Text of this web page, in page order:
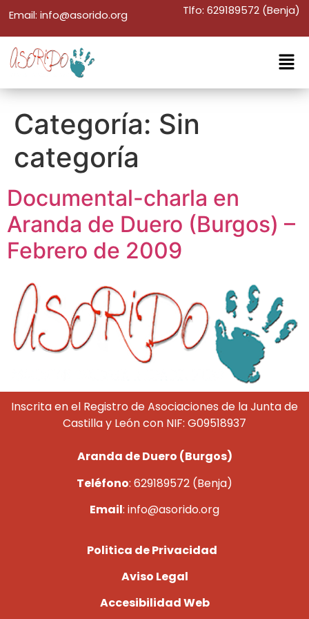
Email: info@asorido.org Tlfo: 629189572 (Benja)
Categoría: Sin
categoría
Documental-charla en
Aranda de Duero (Burgos) –
Febrero de 2009
Inscrita en el Registro de Asociaciones de la Junta de
Castilla y León con NIF: G09518937
Aranda de Duero (Burgos)
Teléfono: 629189572 (Benja)
Email: info@asorido.org
Politica de Privacidad
Aviso Legal
Accesibilidad Web